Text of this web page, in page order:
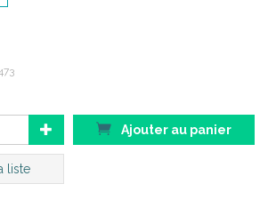
à boire dans ces conditions. Le
au sein ou au biberon à l' usage du
progressive.
sont garantis sans bisphénol A et
aux bébés.
Ajouter au panier
liste